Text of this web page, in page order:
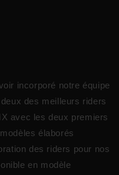
incorporé notre équipe
des meilleurs riders
avec les deux premiers
élaborés
des riders pour nos
en modèle